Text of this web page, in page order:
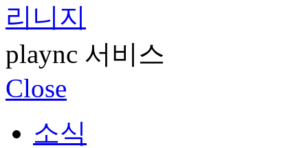
리니지
plaync 서비스
Close
소식